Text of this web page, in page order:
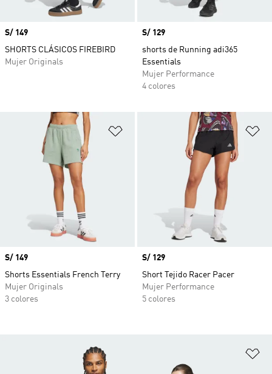
Precio
S/ 149
SHORTS CLÁSICOS FIREBIRD
Mujer Originals
Precio
S/ 129
shorts de Running adi365
Essentials
Mujer Performance
4 colores
Añadir a la lista de deseos
Precio
S/ 149
Shorts Essentials French Terry
Mujer Originals
3 colores
Precio
S/ 129
Short Tejido Racer Pacer
Mujer Performance
5 colores